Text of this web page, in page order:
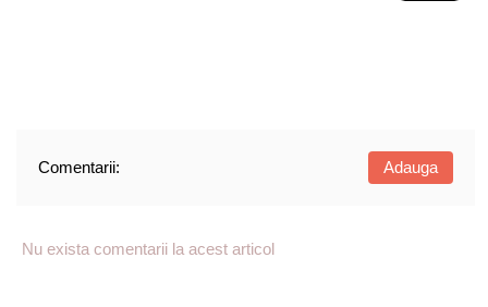
Comentarii: Adauga
Nu exista comentarii la acest articol